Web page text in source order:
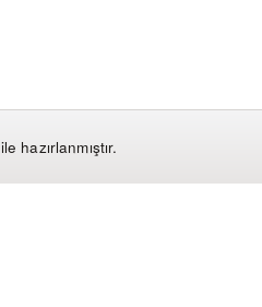
ile hazırlanmıştır.